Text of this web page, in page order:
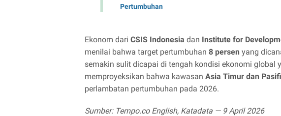
Pertumbuhan
Ekonom dari CSIS Indonesia dan Institute for
menilai bahwa target pertumbuhan 8 persen yang
semakin sulit dicapai di tengah kondisi ekonomi global
memproyeksikan bahwa kawasan Asia Timur dan
perlambatan pertumbuhan pada 2026.
Sumber: Tempo.co English, Katadata — 9 April 2026